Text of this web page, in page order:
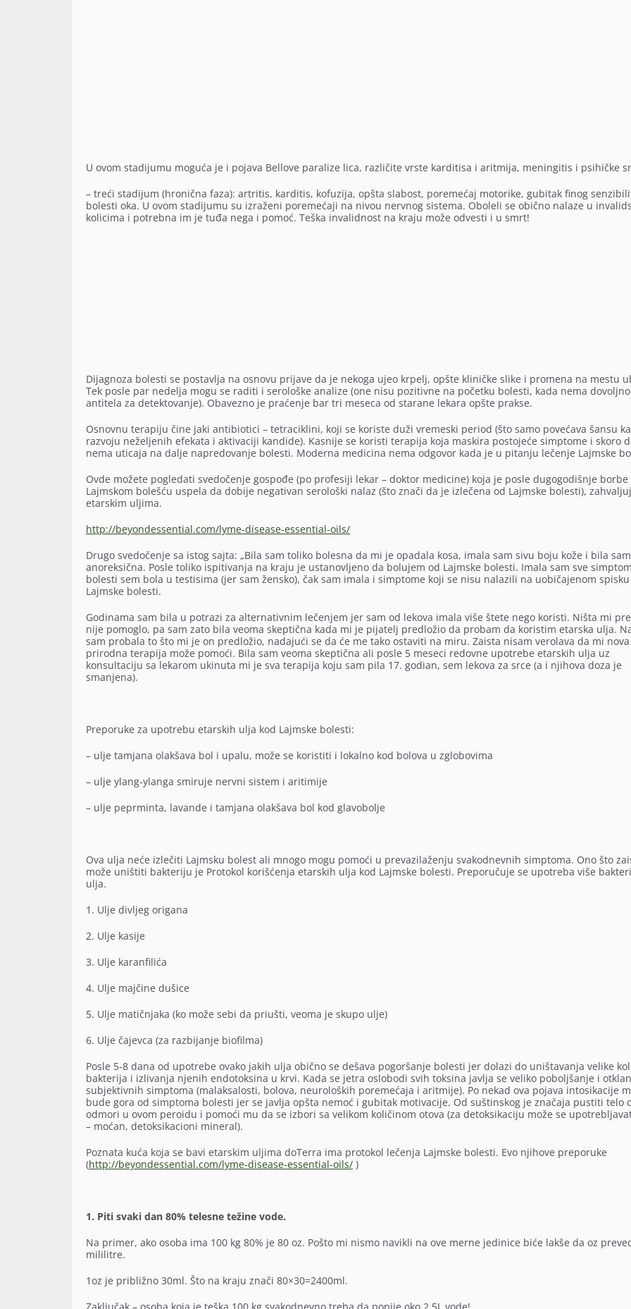
U ovom stadijumu moguća je i pojava Bellove paralize lica, različite vrste karditisa i aritmija, meningitis i psihičke
– treći stadijum (hronična faza): artritis, karditis, kofuzija, opšta slabost, poremećaj motorike, gubitak finog
bolesti oka. U ovom stadijumu su izraženi poremećaji na nivou nervnog sistema. Oboleli se obično nalaze u
kolicima i potrebna im je tuđa nega i pomoć. Teška invalidnost na kraju može odvesti i u smrt!
Dijagnoza bolesti se postavlja na osnovu prijave da je nekoga ujeo krpelj, opšte kliničke slike i promena na mestu
Tek posle par nedelja mogu se raditi i serološke analize (one nisu pozitivne na početku bolesti, kada nema dovoljno
antitela za detektovanje). Obavezno je praćenje bar tri meseca od starane lekara opšte prakse.
Osnovnu terapiju čine jaki antibiotici – tetraciklini, koji se koriste duži vremeski period (što samo povećava šansu ka
razvoju neželjenih efekata i aktivaciji kandide). Kasnije se koristi terapija koja maskira postojeće simptome i skoro
nema uticaja na dalje napredovanje bolesti. Moderna medicina nema odgovor kada je u pitanju lečenje Lajmske
Ovde možete pogledati svedočenje gospođe (po profesiji lekar – doktor medicine) koja je posle dugogodišnje borbe
Lajmskom bolešću uspela da dobije negativan serološki nalaz (što znači da je izlečena od Lajmske bolesti),
etarskim uljima.
http://beyondessential.com/lyme-disease-essential-oils/
Drugo svedočenje sa istog sajta: „Bila sam toliko bolesna da mi je opadala kosa, imala sam sivu boju kože i bila
anoreksična. Posle toliko ispitivanja na kraju je ustanovljeno da bolujem od Lajmske bolesti. Imala sam sve
bolesti sem bola u testisima (jer sam žensko), čak sam imala i simptome koji se nisu nalazili na uobičajenom spisku
Lajmske bolesti.
Godinama sam bila u potrazi za alternativnim lečenjem jer sam od lekova imala više štete nego koristi. Ništa mi
nije pomoglo, pa sam zato bila veoma skeptična kada mi je pijatelj predložio da probam da koristim etarska ulja.
sam probala to što mi je on predložio, nadajući se da će me tako ostaviti na miru. Zaista nisam verolava da mi nova
prirodna terapija može pomoći. Bila sam veoma skeptična ali posle 5 meseci redovne upotrebe etarskih ulja uz
konsultaciju sa lekarom ukinuta mi je sva terapija koju sam pila 17. godian, sem lekova za srce (a i njihova doza je
smanjena).
Preporuke za upotrebu etarskih ulja kod Lajmske bolesti:
– ulje tamjana olakšava bol i upalu, može se koristiti i lokalno kod bolova u zglobovima
– ulje ylang-ylanga smiruje nervni sistem i aritimije
– ulje peprminta, lavande i tamjana olakšava bol kod glavobolje
Ova ulja neće izlečiti Lajmsku bolest ali mnogo mogu pomoći u prevazilaženju svakodnevnih simptoma. Ono što
može uništiti bakteriju je Protokol korišćenja etarskih ulja kod Lajmske bolesti. Preporučuje se upotreba više
ulja.
1. Ulje divljeg origana
2. Ulje kasije
3. Ulje karanfilića
4. Ulje majčine dušice
5. Ulje matičnjaka (ko može sebi da priušti, veoma je skupo ulje)
6. Ulje čajevca (za razbijanje biofilma)
Posle 5-8 dana od upotrebe ovako jakih ulja obično se dešava pogoršanje bolesti jer dolazi do uništavanja velike
bakterija i izlivanja njenih endotoksina u krvi. Kada se jetra oslobodi svih toksina javlja se veliko poboljšanje i
subjektivnih simptoma (malaksalosti, bolova, neuroloških poremećaja i aritmije). Po nekad ova pojava intosikacije
bude gora od simptoma bolesti jer se javlja opšta nemoć i gubitak motivacije. Od suštinskog je značaja pustiti telo
odmori u ovom peroidu i pomoći mu da se izbori sa velikom količinom otova (za detoksikaciju može se
– moćan, detoksikacioni mineral).
Poznata kuća koja se bavi etarskim uljima doTerra ima protokol lečenja Lajmske bolesti. Evo njihove preporuke
(http://beyondessential.com/lyme-disease-essential-oils/ )
1. Piti svaki dan 80% telesne težine vode.
Na primer, ako osoba ima 100 kg 80% je 80 oz. Pošto mi nismo navikli na ove merne jedinice biće lakše da oz
mililitre.
1oz je približno 30ml. Što na kraju znači 80×30=2400ml.